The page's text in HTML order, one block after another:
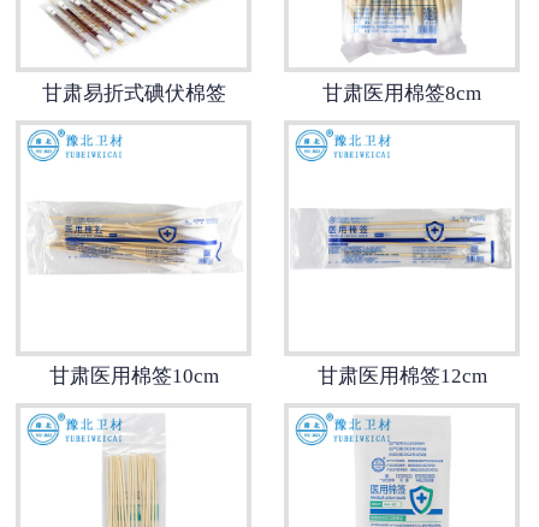
甘肃显影纱布
甘肃医用口罩帽
甘肃医用手套
甘肃防护用品
甘肃其他卫材
甘肃新品推荐
甘肃易折式碘伏棉签 甘肃医用棉签8cm
甘肃医用棉签10cm 甘肃医用棉签12cm